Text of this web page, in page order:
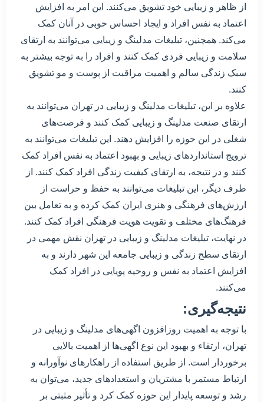
از ظاهر و زیبایی خود تشویق می‌کنند. این امر به افزایش
اعتماد به نفس افراد و ایجاد احساس خوبی در آنان کمک
می‌کند. همچنین، تبلیغات مدلینگ و زیبایی می‌توانند به ارتقای
سلامت و زیبایی فردی کمک کنند و افراد را به توجه بیشتر به
سبک زندگی سالم و اهمیت مراقبت از پوست و مو تشویق
کنند.
علاوه بر این، تبلیغات مدلینگ و زیبایی در تهران می‌توانند به
ارتقای صنعت مدلینگ و زیبایی کمک کنند و فرصت‌های
شغلی در این حوزه را افزایش دهند. این تبلیغات می‌توانند به
ترویج استانداردهای زیبایی و بهبود اعتماد به نفس افراد کمک
کنند و در نتیجه، به ارتقای کیفیت زندگی افراد کمک کنند. از
طرف دیگر، این تبلیغات می‌توانند به حفظ و حراست از
ارزش‌های فرهنگی و هنری ایران کمک کرده و به تعامل بین
فرهنگ‌های مختلف و تقویت هویت فرهنگی افراد کمک کنند.
در نهایت، تبلیغات مدلینگ و زیبایی در تهران نقش مهمی در
ارتقای سطح زندگی و زیبایی جامعه این شهر دارند و به
افزایش اعتماد به نفس و روحیه پویایی در افراد کمک
می‌کنند.
نتیجه‌گیری:
با توجه به اهمیت روزافزون اگهی‌های مدلینگ و زیبایی در
تهران، ارتقاء و بهبود این نوع اگهی‌ها از اهمیت بالایی
برخوردار است. از طریق استفاده از راهکارهای نوآورانه و
ارتباط مستمر با مشتریان و استعدادهای جدید، می‌توان به
رشد و توسعه پایدار این حوزه کمک کرد و تأثیر مثبتی بر